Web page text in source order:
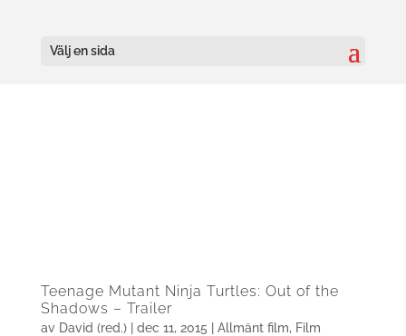
Välj en sida
Teenage Mutant Ninja Turtles: Out of the
Shadows – Trailer
av David (red.)| dec 11, 2015 Allmänt film, Film